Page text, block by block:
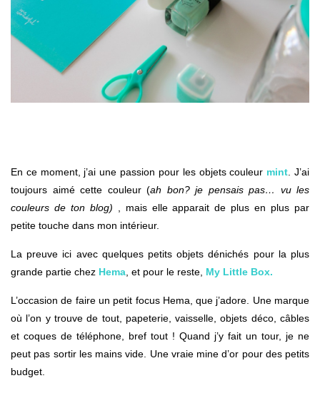
En ce moment, j’ai une passion pour les objets couleur mint . J’ai
toujours aimé cette couleur (ah bon? je pensais pas… vu les
couleurs de ton blog) , mais elle apparait de plus en plus par
petite touche dans mon intérieur.
La preuve ici avec quelques petits objets dénichés pour la plus
grande partie chez Hema , et pour le reste, My Little Box.
L’occasion de faire un petit focus Hema, que j’adore. Une marque
où l’on y trouve de tout, papeterie, vaisselle, objets déco, câbles
et coques de téléphone, bref tout ! Quand j’y fait un tour, je ne
peut pas sortir les mains vide. Une vraie mine d’or pour des petits
budget.